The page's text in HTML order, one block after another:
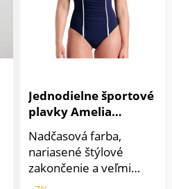
Jednodielne športové
plavky Amelia
Shapewear Arena®
Nadčasová farba,
nariasené štýlové
zakončenie a veľmi
mäkký materiál,